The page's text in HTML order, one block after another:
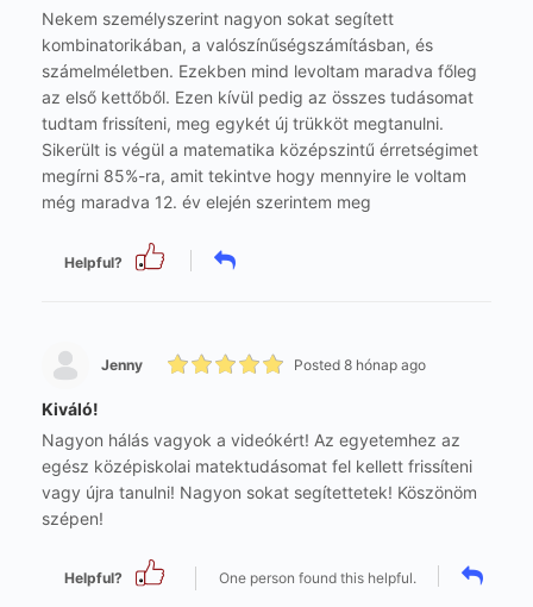
Nekem személyszerint nagyon sokat segített
kombinatorikában, a valószínűségszámításban, és
számelméletben. Ezekben mind levoltam maradva főleg
az első kettőből. Ezen kívül pedig az összes tudásomat
tudtam frissíteni, meg egykét új trükköt megtanulni.
Sikerült is végül a matematika középszintű érretségimet
megírni 85%-ra, amit tekintve hogy mennyire le voltam
még maradva 12. év elején szerintem meg
Helpful?
Jenny Posted 8 hónap ago
Kiváló!
Nagyon hálás vagyok a videókért! Az egyetemhez az
egész középiskolai matektudásomat fel kellett frissíteni
vagy újra tanulni! Nagyon sokat segítettetek! Köszönöm
szépen!
Helpful? One person found this helpful.